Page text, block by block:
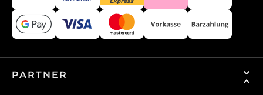
PARTNER